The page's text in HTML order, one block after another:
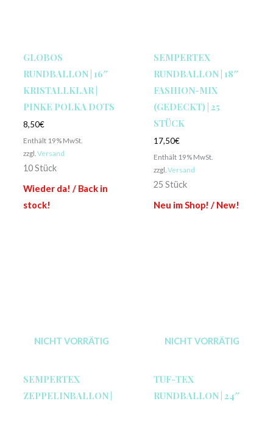
GLOBOS
RUNDBALLON | 16″
KRISTALLKLAR |
PINKE POLKA DOTS
8,50€
Enthält 19% MwSt.
zzgl. Versand
10 Stück
Wieder da! / Back in
stock!
SEMPERTEX
RUNDBALLON | 18″
FASHION-MIX
(GEDECKT) | 25
STÜCK
17,50€
Enthält 19% MwSt.
zzgl. Versand
25 Stück
Neu im Shop! / New!
NICHT VORRÄTIG
SEMPERTEX
ZEPPELINBALLON |
NICHT VORRÄTIG
TUF-TEX
RUNDBALLON | 24″